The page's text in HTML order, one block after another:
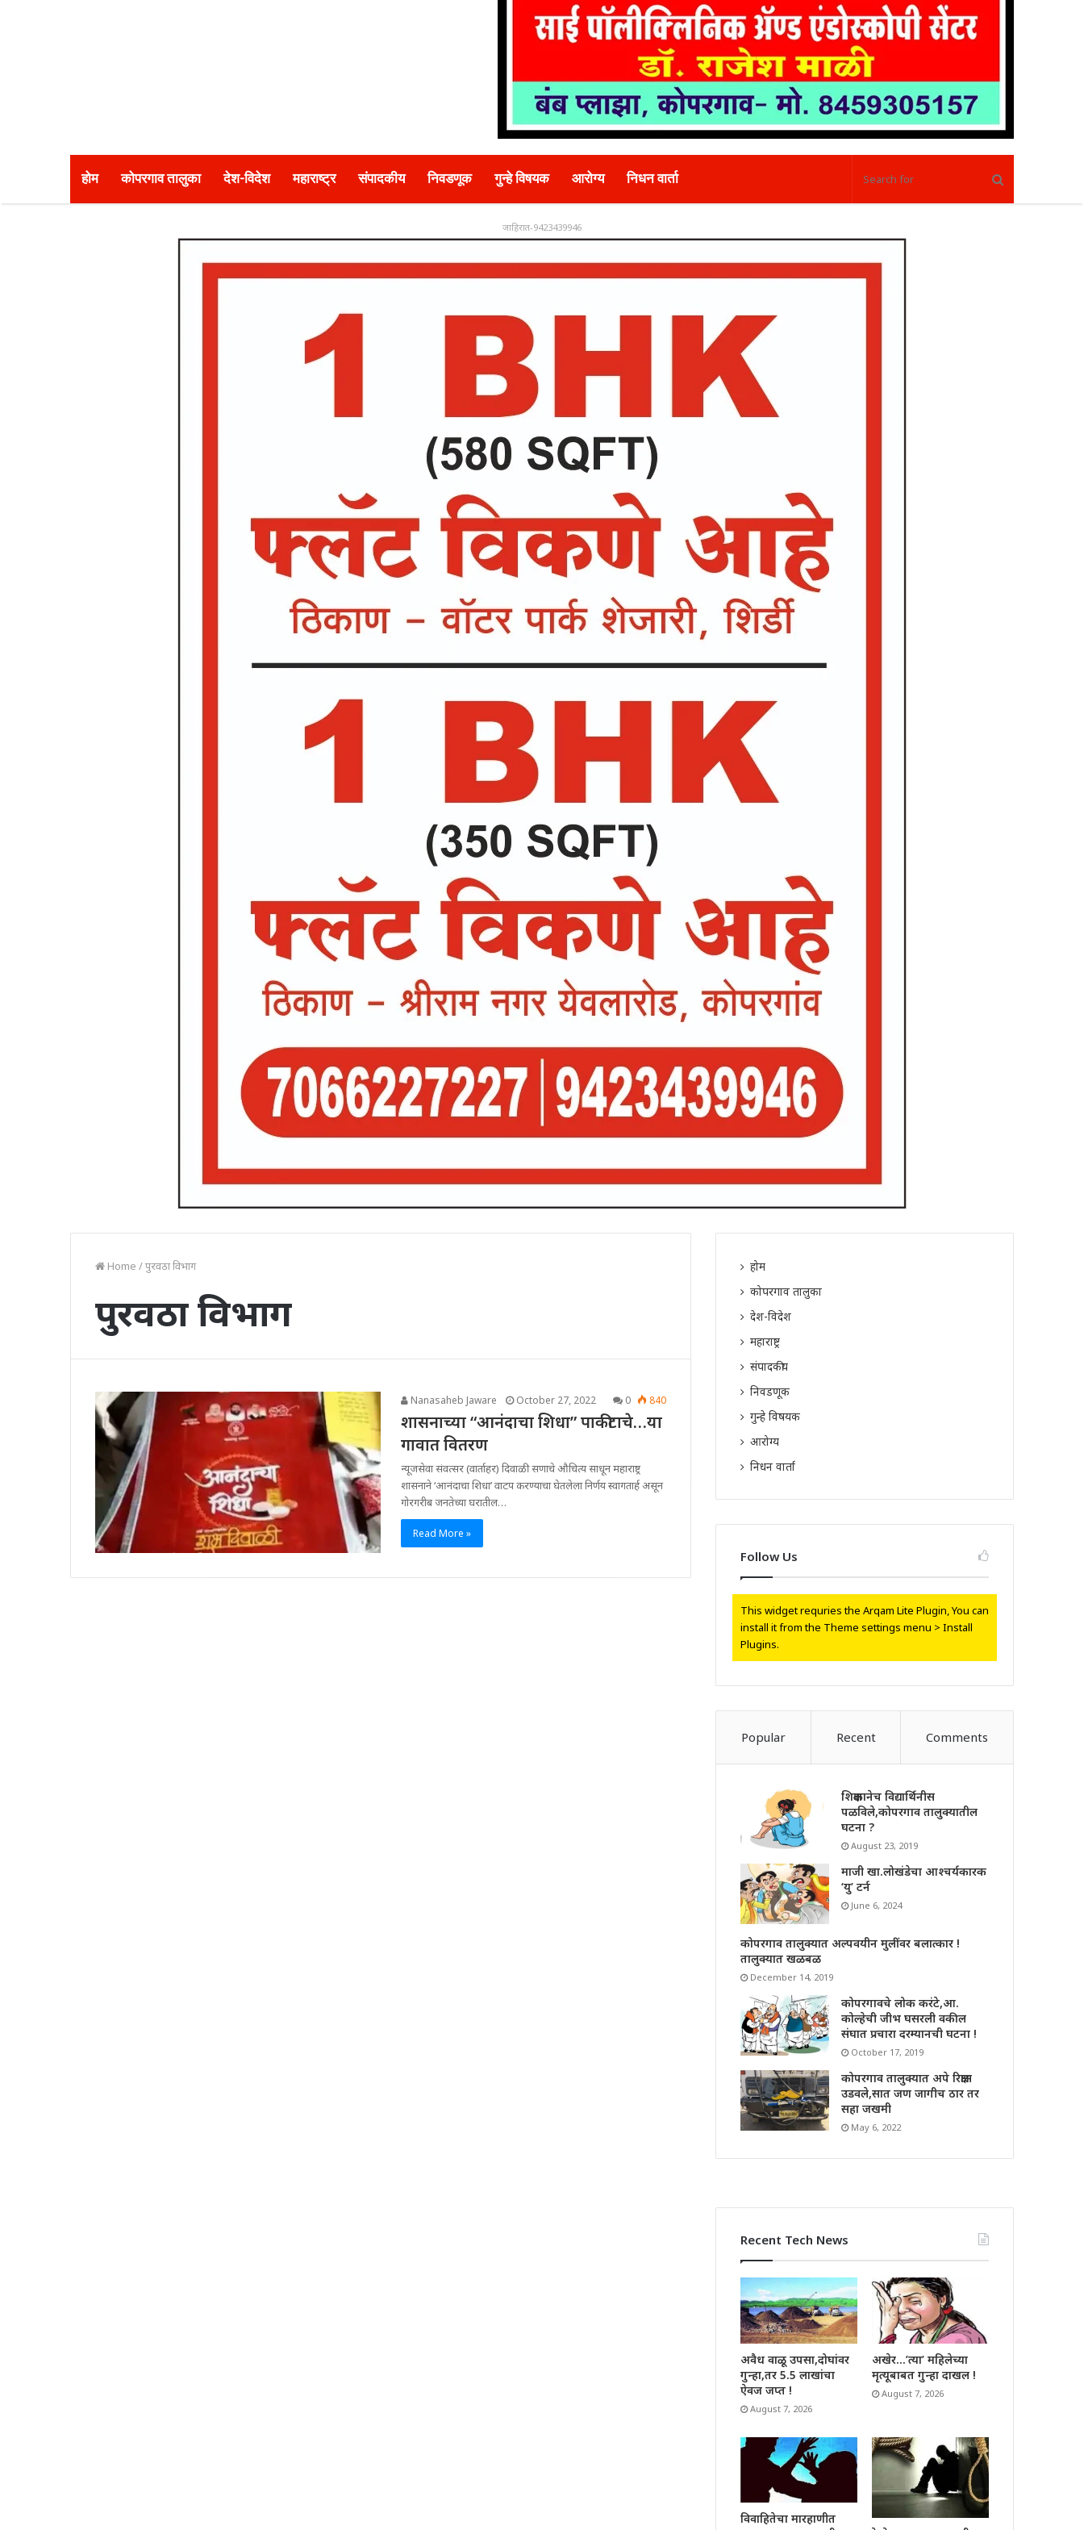
होम कोपरगाव तालुका देश-विदेश महाराष्ट्र संपादकीय निवडणूक गुन्हे विषयक आरोग्य निधन वार्ता
जाहिरात-9423439946
Home /पुरवठा विभाग
पुरवठा विभाग
Nanasaheb Jaware October 27, 2022 0 840
शासनाच्या “आनंदाचा शिधा” पाकीटाचे…या
गावात वितरण
न्यूजसेवा संवत्सर (वार्ताहर) दिवाळी सणाचे औचित्य साधून महाराष्ट्र
शासनाने ‘आनंदाचा शिधा’ वाटप करण्याचा घेतलेला निर्णय स्वागतार्ह असून
गोरगरीब जनतेच्या घरातील…
Read More »
होम
कोपरगाव तालुका
देश-विदेश
महाराष्ट्र
संपादकीय
निवडणूक
गुन्हे विषयक
आरोग्य
निधन वार्ता
Follow Us
This widget requries the Arqam Lite Plugin, You can
install it from the Theme settings menu > Install
Plugins.
Popular Recent Comments
शिक्षकानेच विद्यार्थिनीस
पळविले,कोपरगाव तालुक्यातील
घटना ?
August 23, 2019
माजी खा.लोखंडेचा आश्चर्यकारक
‘यु’ टर्न
June 6, 2024
कोपरगाव तालुक्यात अल्पवयीन मुलींवर बलात्कार !
तालुक्यात खळबळ
December 14, 2019
कोपरगावचे लोक करंटे,आ.
कोल्हेची जीभ घसरली वकील
संघात प्रचारा दरम्यानची घटना !
October 17, 2019
कोपरगाव तालुक्यात अपे रिक्षास
उडवले,सात जण जागीच ठार तर
सहा जखमी
May 6, 2022
Recent Tech News
अवैध वाळू उपसा,दोघांवर
गुन्हा,तर 5.5 लाखांचा
ऐवज जप्त !
August 7, 2026
अखेर…’त्या’ महिलेच्या
मृत्यूबाबत गुन्हा दाखल !
August 7, 2026
विवाहितेचा मारहाणीत